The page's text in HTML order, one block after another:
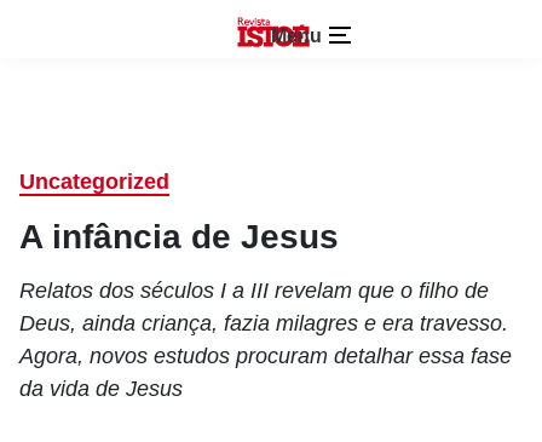
Menu
Uncategorized
A infância de Jesus
Relatos dos séculos I a III revelam que o filho de
Deus, ainda criança, fazia milagres e era travesso.
Agora, novos estudos procuram detalhar essa fase
da vida de Jesus